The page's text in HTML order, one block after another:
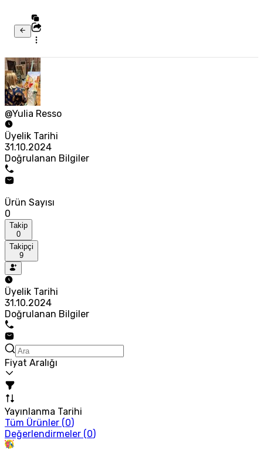
@Yulia Resso
Üyelik Tarihi
31.10.2024
Doğrulanan Bilgiler
Ürün Sayısı
0
Takip
0
Takipçi
9
Üyelik Tarihi
31.10.2024
Doğrulanan Bilgiler
Fiyat Aralığı
Yayınlanma Tarihi
Tüm Ürünler (0)
Değerlendirmeler (0)